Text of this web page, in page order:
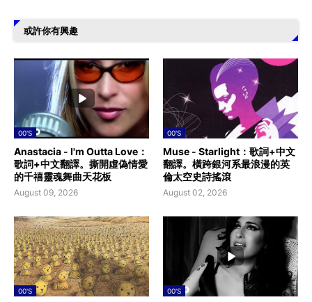
或許你有興趣
00'S
Anastacia - I'm Outta Love：
歌詞+中文翻譯。撕開虛偽情愛
的千禧靈魂舞曲天花板
August 09, 2026
00'S
Muse - Starlight：歌詞+中文
翻譯。橫跨銀河系最浪漫的英
倫太空史詩搖滾
August 02, 2026
00'S 00'S